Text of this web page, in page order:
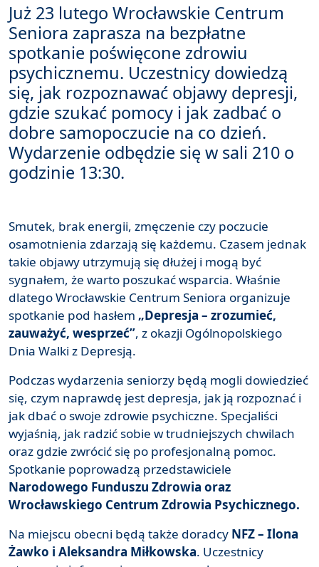
Już 23 lutego Wrocławskie Centrum
Seniora zaprasza na bezpłatne
spotkanie poświęcone zdrowiu
psychicznemu. Uczestnicy dowiedzą
się, jak rozpoznawać objawy depresji,
gdzie szukać pomocy i jak zadbać o
dobre samopoczucie na co dzień.
Wydarzenie odbędzie się w sali 210 o
godzinie 13:30.
Smutek, brak energii, zmęczenie czy poczucie
osamotnienia zdarzają się każdemu. Czasem jednak
takie objawy utrzymują się dłużej i mogą być
sygnałem, że warto poszukać wsparcia. Właśnie
dlatego Wrocławskie Centrum Seniora organizuje
spotkanie pod hasłem „Depresja – zrozumieć,
zauważyć, wesprzeć”, z okazji Ogólnopolskiego
Dnia Walki z Depresją.
Podczas wydarzenia seniorzy będą mogli dowiedzieć
się, czym naprawdę jest depresja, jak ją rozpoznać i
jak dbać o swoje zdrowie psychiczne. Specjaliści
wyjaśnią, jak radzić sobie w trudniejszych chwilach
oraz gdzie zwrócić się po profesjonalną pomoc.
Spotkanie poprowadzą przedstawiciele
Narodowego Funduszu Zdrowia oraz
Wrocławskiego Centrum Zdrowia Psychicznego.
Na miejscu obecni będą także doradcy NFZ – Ilona
Żawko i Aleksandra Miłkowska. Uczestnicy